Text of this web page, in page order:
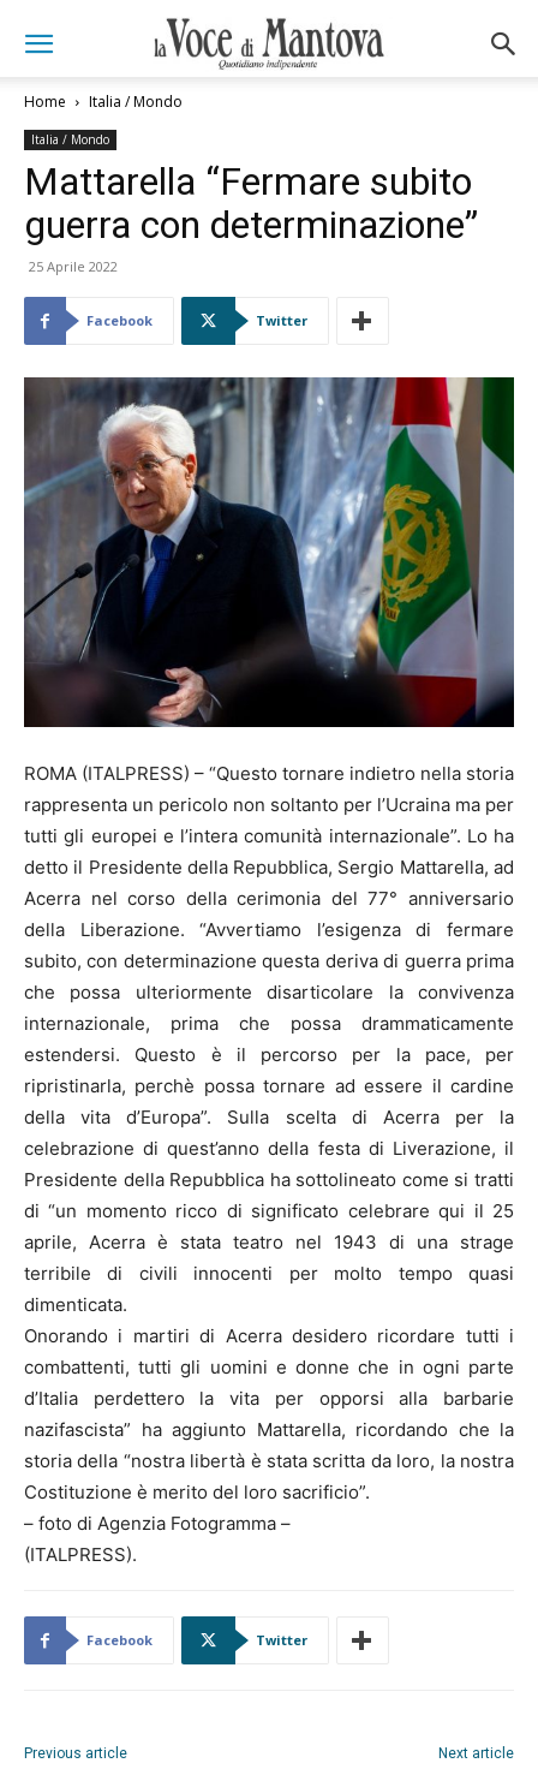
Home Italia / Mondo
Italia / Mondo
Mattarella “Fermare subito
guerra con determinazione”
25 Aprile 2022
Facebook Twitter
ROMA (ITALPRESS) – “Questo tornare indietro nella storia
rappresenta un pericolo non soltanto per l’Ucraina ma per
tutti gli europei e l’intera comunità internazionale”. Lo ha
detto il Presidente della Repubblica, Sergio Mattarella, ad
Acerra nel corso della cerimonia del 77° anniversario
della Liberazione. “Avvertiamo l’esigenza di fermare
subito, con determinazione questa deriva di guerra prima
che possa ulteriormente disarticolare la convivenza
internazionale, prima che possa drammaticamente
estendersi. Questo è il percorso per la pace, per
ripristinarla, perchè possa tornare ad essere il cardine
della vita d’Europa”. Sulla scelta di Acerra per la
celebrazione di quest’anno della festa di Liverazione, il
Presidente della Repubblica ha sottolineato come si tratti
di “un momento ricco di significato celebrare qui il 25
aprile, Acerra è stata teatro nel 1943 di una strage
terribile di civili innocenti per molto tempo quasi
dimenticata.
Onorando i martiri di Acerra desidero ricordare tutti i
combattenti, tutti gli uomini e donne che in ogni parte
d’Italia perdettero la vita per opporsi alla barbarie
nazifascista” ha aggiunto Mattarella, ricordando che la
storia della “nostra libertà è stata scritta da loro, la nostra
Costituzione è merito del loro sacrificio”.
– foto di Agenzia Fotogramma –
(ITALPRESS).
Facebook Twitter
Previous article Next article